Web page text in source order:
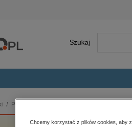
Szukaj
wnętrz
polityka,
Proza
Chcemy korzystać z plików cookies, aby